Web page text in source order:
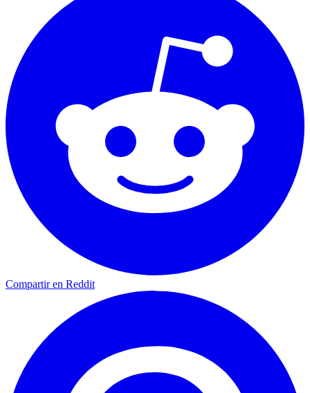
Compartir en Reddit